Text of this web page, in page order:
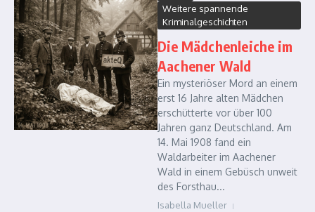
Weitere spannende
Kriminalgeschichten
Die Mädchenleiche im
Aachener Wald
Ein mysteriöser Mord an einem
erst 16 Jahre alten Mädchen
erschütterte vor über 100
Jahren ganz Deutschland. Am
14. Mai 1908 fand ein
Waldarbeiter im Aachener
Wald in einem Gebüsch unweit
des Forsthau...
Isabella Mueller